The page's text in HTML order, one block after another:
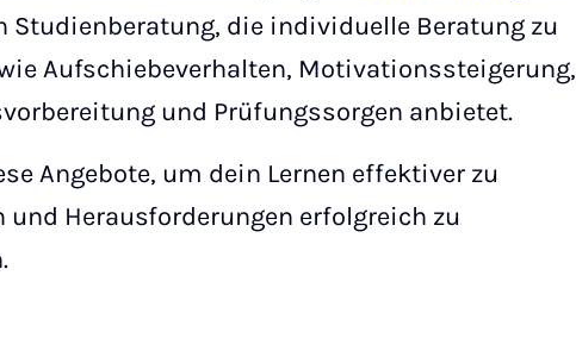
Studienberatung, die individuelle Beratung zu
Aufschiebeverhalten, Motivationssteigerung,
und Prüfungssorgen anbietet.
Angebote, um dein Lernen effektiver zu
und Herausforderungen erfolgreich zu